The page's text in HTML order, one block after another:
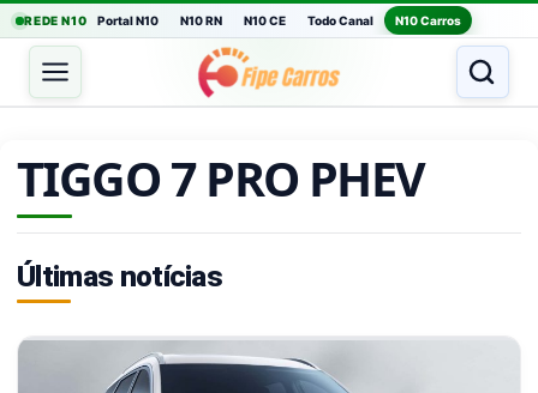
REDE N10 Portal N10 N10 RN N10 CE Todo Canal N10 Carros
TIGGO 7 PRO PHEV
Últimas notícias